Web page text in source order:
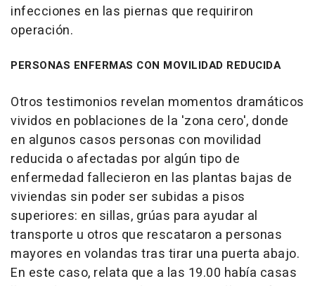
infecciones en las piernas que requiriron
operación.
PERSONAS ENFERMAS CON MOVILIDAD REDUCIDA
Otros testimonios revelan momentos dramáticos
vividos en poblaciones de la 'zona cero', donde
en algunos casos personas con movilidad
reducida o afectadas por algún tipo de
enfermedad fallecieron en las plantas bajas de
viviendas sin poder ser subidas a pisos
superiores: en sillas, grúas para ayudar al
transporte u otros que rescataron a personas
mayores en volandas tras tirar una puerta abajo.
En este caso, relata que a las 19.00 había casas